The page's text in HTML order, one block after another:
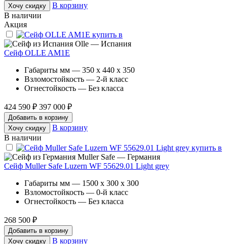
Хочу скидку
В корзину
В наличии
Акция
Olle — Испания
Сейф OLLE AM1E
Габариты мм — 350 x 440 x 350
Взломостойкость — 2-й класс
Огнестойкость — Без класса
424 590 ₽ 397 000 ₽
Добавить в корзину
Хочу скидку
В корзину
В наличии
Muller Safe — Германия
Сейф Muller Safe Luzern WF 55629.01 Light grey
Габариты мм — 1500 x 300 x 300
Взломостойкость — 0-й класс
Огнестойкость — Без класса
268 500 ₽
Добавить в корзину
Хочу скидку
В корзину